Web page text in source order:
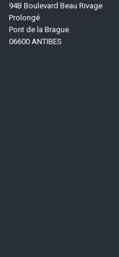
94B Boulevard Beau Rivage
Prolongé
Pont de la Brague
06600 ANTIBES